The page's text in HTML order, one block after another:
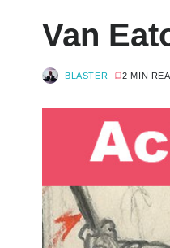
Van
BLASTER 2 MIN